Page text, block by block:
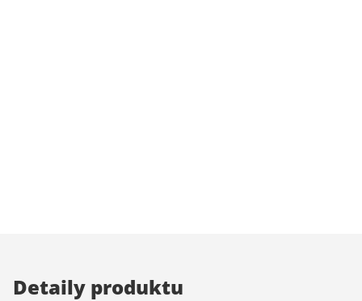
Detaily produktu